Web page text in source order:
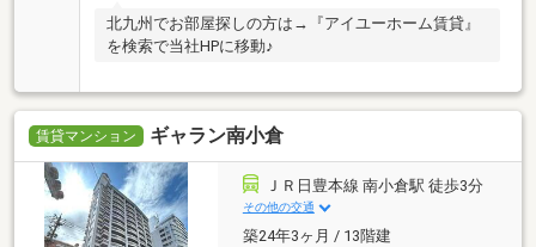
北九州でお部屋探しの方は→『アイユーホーム賃貸』
を検索で当社HPに移動♪
賃貸マンション ギャラン南小倉
ＪＲ日豊本線 南小倉駅 徒歩3分
その他の交通
築24年3ヶ月 / 13階建